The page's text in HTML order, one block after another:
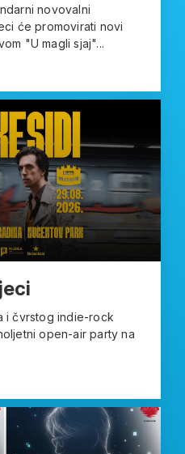
novovalni
će promovirati novi
"U magli sjaj"...
i čvrstog indie-rock
open-air party na